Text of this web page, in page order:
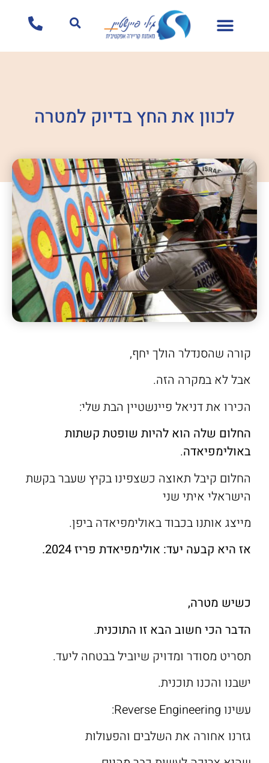
לכוון את החץ בדיוק למטרה
קורה שהסנדלר הולך יחף,
אבל לא במקרה הזה.
הכירו את דניאל פיינשטיין הבת שלי:
החלום שלה הוא להיות שופטת קשתות
באולימפיאדה.
החלום קיבל תאוצה כשצפינו בקיץ שעבר בקשת
הישראלי איתי שני
מייצג אותנו בכבוד באולימפיאדה ביפן.
אז היא קבעה יעד: אולימפיאדת פריז 2024.
כשיש מטרה,
הדבר הכי חשוב הבא זו התוכנית.
תסריט מסודר ומדויק שיוביל בבטחה ליעד.
ישבנו והכנו תוכנית.
עשינו Reverse Engineering:
גזרנו אחורה את השלבים והפעולות